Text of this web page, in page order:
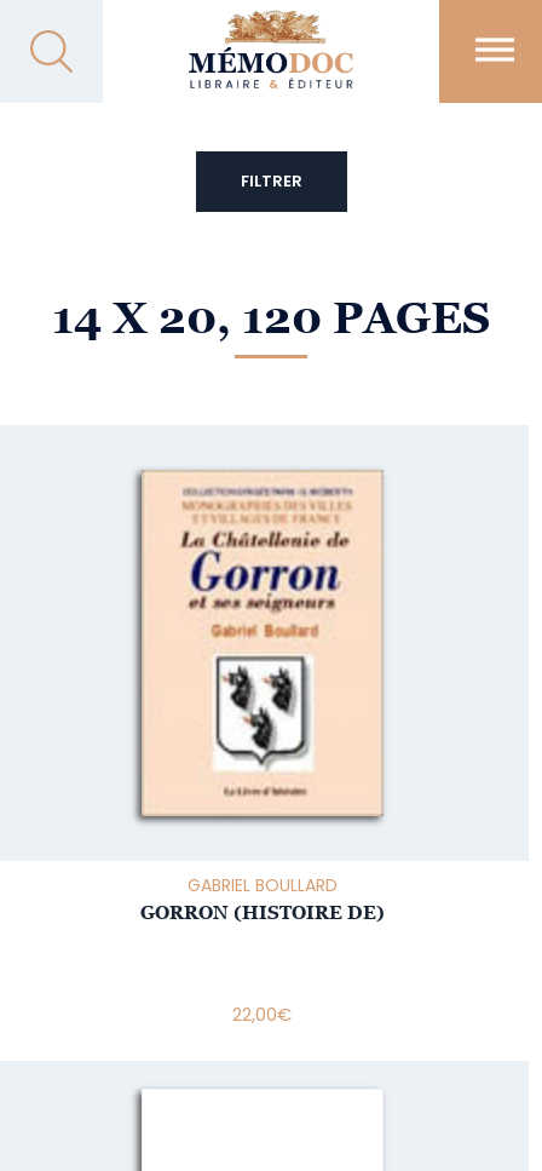
14 X 20, 120 PAGES
GABRIEL BOULLARD
GORRON (HISTOIRE DE)
22,00€
FILTRER